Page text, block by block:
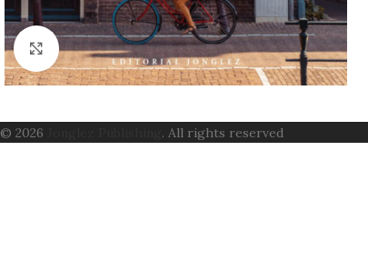
Click to enlarge
© 2026 . All rights reserved